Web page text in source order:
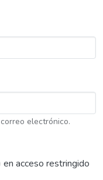
electrónico.
acceso restringido